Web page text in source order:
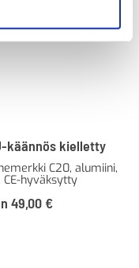
käännös kielletty
C20, alumiini,
CE-hyväksytty
49,00 €